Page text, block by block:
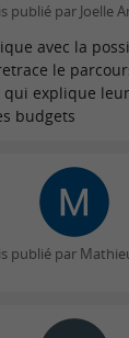
également
une visite
20
est
publié par Joelle
avec la
le
explique
budgets
publié par